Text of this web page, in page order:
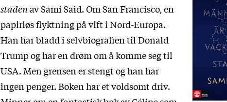
stadenav Sami Said. Om San Francisco, en
papirløs flyktning på vift i Nord-Europa.
Han har bladd i selvbiografien til Donald
Trump og har en drøm om å komme seg til
USA. Men grensen er stengt og han har
ingen penger. Boken har et voldsomt driv.